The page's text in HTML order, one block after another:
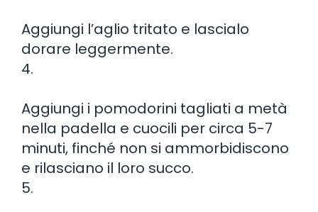
Aggiungi l’aglio tritato e lascialo
dorare leggermente.
4.
Aggiungi i pomodorini tagliati a metà
nella padella e cuocili per circa 5-7
minuti, finché non si ammorbidiscono
e rilasciano il loro succo.
5.